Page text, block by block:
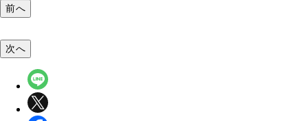
前へ
次へ